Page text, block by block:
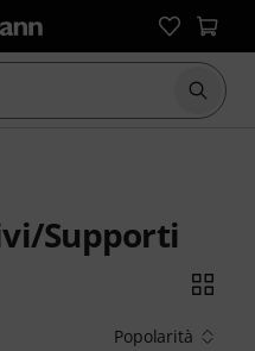
Supporti
Popolarità